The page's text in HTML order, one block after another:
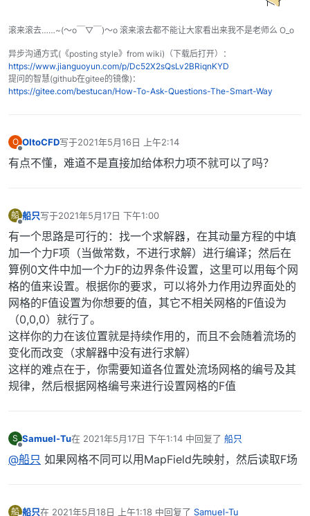
滚来滚去……~(～o￣▽￣)～o 滚来滚去都不能让大家看出来我不是老师么 O_o
异步沟通方式(《posting style》from wiki)（下载后打开）：
https://www.jianguoyun.com/p/Dc52X2sQsLv2BRiqnKYD
提问的智慧(github在gitee的镜像)：
https://gitee.com/bestucan/How-To-Ask-Questions-The-Smart-Way
O
离线
OItoCFD写于2021年5月16日 上午2:14
最后由 编辑
有点不懂，难道不是直接加给体积力项不就可以了吗？
船
离线
船只写于2021年5月17日 下午1:00
最后由 编辑
有一个思路是可行的：找一个求解器，在其动量方程的中填
加一个力F项（当做常数，不进行求解）进行编译；然后在
算例0文件中加一个力F的边界条件设置，这里可以用每个网
格的值来设置。根据你的要求，可以将外力作用边界面处的
网格的F值设置为你想要的值，其它不相关网格的F值设为
（0,0,0）就行了。
这样你的力在该位置就是持续作用的，而且不会随着流场的
变化而改变（求解器中没有进行求解）
这样的难点在于，你需要知道各位置处流场网格的编号及其
规律，然后根据网格编号来进行设置网格的F值
S
离线
Samuel-Tu在 2021年5月17日 下午1:14 中回复了 船只
最后由 编辑
@船只 如果网格不同可以用MapField先映射，然后读取F场
船 船只在 2021年5月18日 上午1:18 中回复了 Samuel-Tu